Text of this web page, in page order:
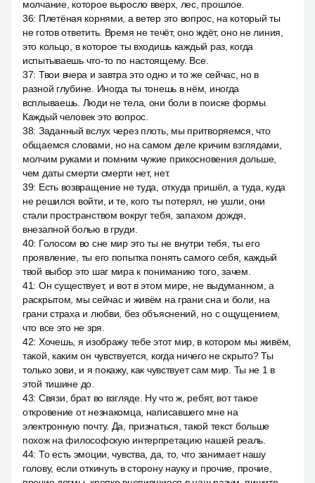
молчание, которое выросло вверх, лес, прошлое.
36: Плетёная корнями, а ветер это вопрос, на который ты
не готов ответить. Время не течёт, оно ждёт, оно не линия,
это кольцо, в которое ты входишь каждый раз, когда
испытываешь что-то по настоящему. Все.
37: Твои вчера и завтра это одно и то же сейчас, но в
разной глубине. Иногда ты тонешь в нём, иногда
всплываешь. Люди не тела, они боли в поиске формы.
Каждый человек это вопрос.
38: Заданный вслух через плоть, мы притворяемся, что
общаемся словами, но на самом деле кричим взглядами,
молчим руками и помним чужие прикосновения дольше,
чем даты смерти смерти нет, нет.
39: Есть возвращение не туда, откуда пришёл, а туда, куда
не решился войти, и те, кого ты потерял, не ушли, они
стали пространством вокруг тебя, запахом дождя,
внезапной болью в груди.
40: Голосом во сне мир это ты не внутри тебя, ты его
проявление, ты его попытка понять самого себя, каждый
твой выбор это шаг мира к пониманию того, зачем.
41: Он существует, и вот в этом мире, не выдуманном, а
раскрытом, мы сейчас и живём на грани сна и боли, на
грани страха и любви, без объяснений, но с ощущением,
что все это не зря.
42: Хочешь, я изображу тебе этот мир, в котором мы живём,
такой, каким он чувствуется, когда ничего не скрыто? Ты
только зови, и я покажу, как чувствует сам мир. Ты не 1 в
этой тишине до.
43: Связи, брат во взгляде. Ну что ж, ребят, вот такое
откровение от незнакомца, написавшего мне на
электронную почту. Да, признаться, такой текст больше
похож на философскую интерпретацию нашей реаль.
44: То есть эмоции, чувства, да, то, что занимает нашу
голову, если откинуть в сторону науку и прочие, прочие,